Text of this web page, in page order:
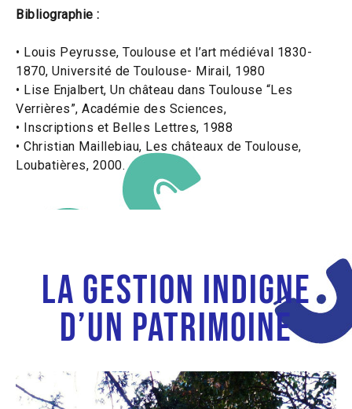
Bibliographie :
• Louis Peyrusse, Toulouse et l’art médiéval 1830-
1870, Université de Toulouse- Mirail, 1980
• Lise Enjalbert, Un château dans Toulouse “Les
Verrières”, Académie des Sciences,
• Inscriptions et Belles Lettres, 1988
• Christian Maillebiau, Les châteaux de Toulouse,
Loubatières, 2000.
la gestion indigne
d’un patrimoine